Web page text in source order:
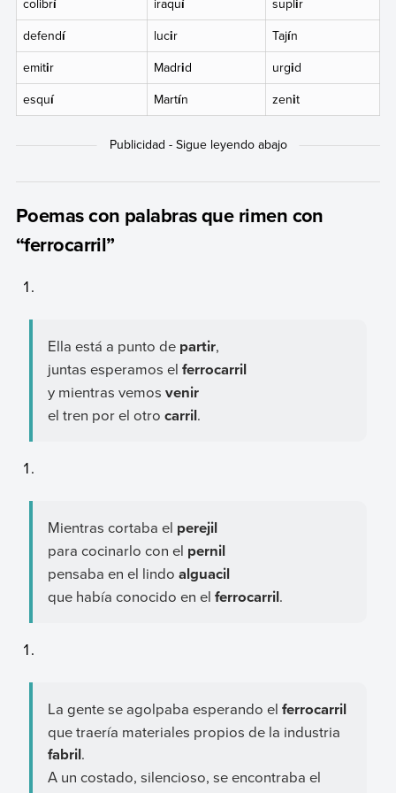
defendí lucir Tajín
emitir Madrid urgid
esquí Martín zenit
Poemas con palabras que rimen con
“ferrocarril”
Ella está a punto de partir,
juntas esperamos el ferrocarril
y mientras vemos venir
el tren por el otro carril.
Mientras cortaba el perejil
para cocinarlo con el pernil
pensaba en el lindo alguacil
que había conocido en el ferrocarril.
La gente se agolpaba esperando el ferrocarril
que traería materiales propios de la industria
fabril.
A un costado, silencioso, se encontraba el